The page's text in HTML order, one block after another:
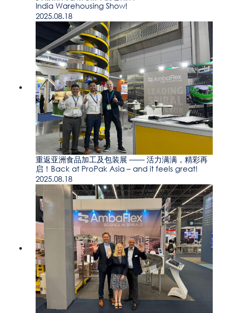
India Warehousing Show!
2025.08.18
重返亚洲食品加工及包装展 —— 活力满满，精彩再
启！Back at ProPak Asia – and it feels great!
2025.08.18